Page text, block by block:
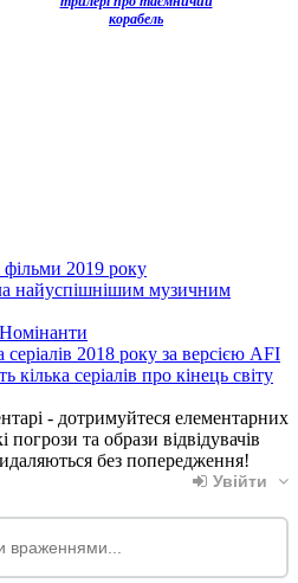
корабель
фільми 2019 року
найуспішнішим музичним
2018 року за версією AFI
кілька серіалів про кінець світу
- дотримуйтеся елементарних
та образи відвідувачів
без попередження!